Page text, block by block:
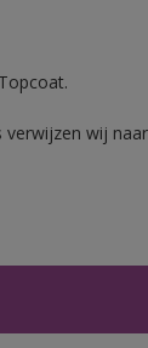
wij